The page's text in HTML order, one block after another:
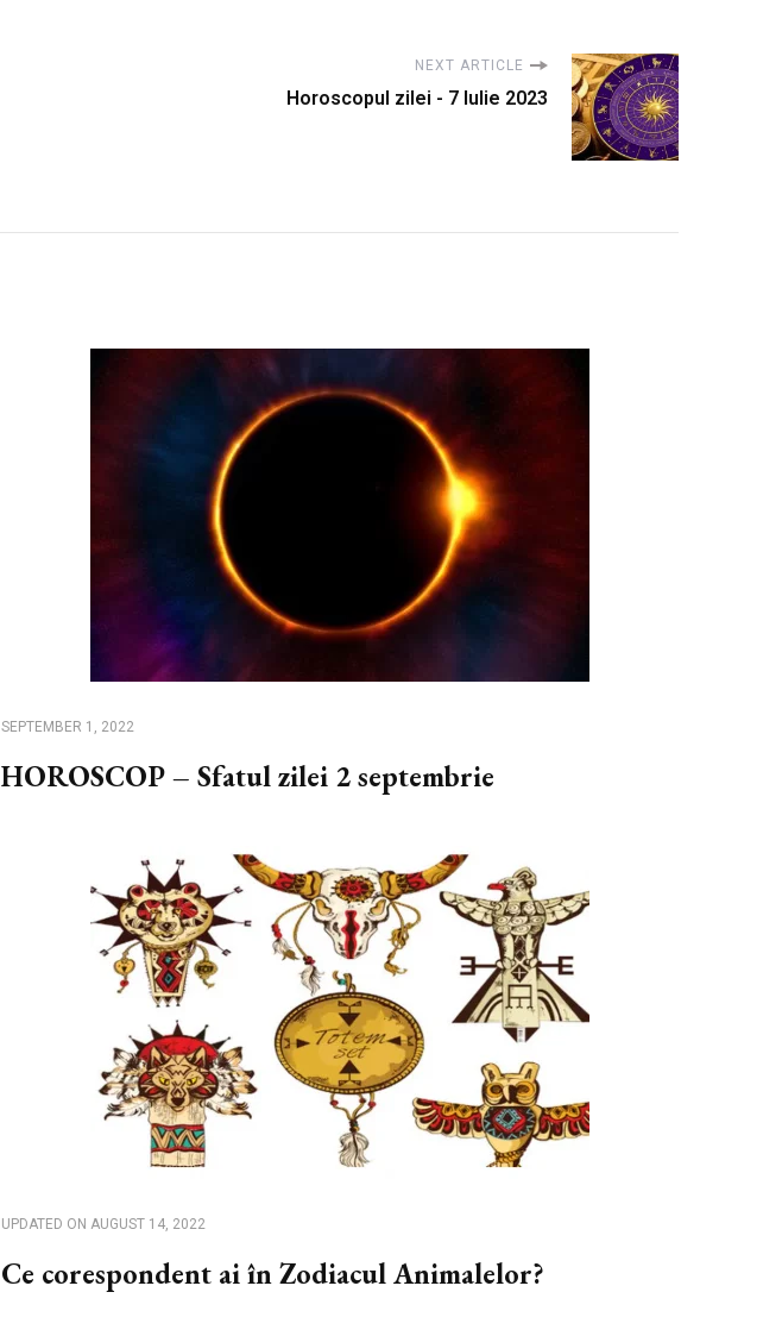
NEXT ARTICLE
Horoscopul zilei - 7 Iulie 2023
SEPTEMBER 1, 2022
HOROSCOP – Sfatul zilei 2 septembrie
UPDATED ON AUGUST 14, 2022
Ce corespondent ai în Zodiacul Animalelor?